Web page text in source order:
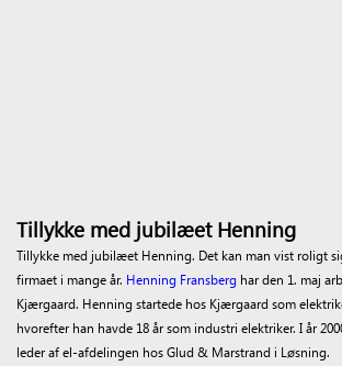
Tillykke med jubilæet Henning
Tillykke med jubilæet Henning. Det kan man vist roligt
firmaet i mange år. Henning Fransberg har den 1. maj
Kjærgaard. Henning startede hos Kjærgaard som
hvorefter han havde 18 år som industri elektriker. I år
leder af el-afdelingen hos Glud & Marstrand i Løsning.